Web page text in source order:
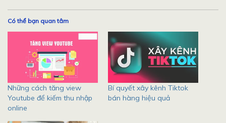
Có thể bạn quan tâm
Những cách tăng view
Youtube để kiếm thu nhập
online
Bí quyết xây kênh Tiktok
bán hàng hiệu quả